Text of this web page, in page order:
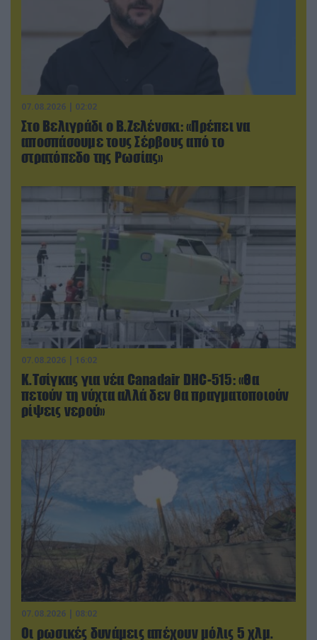
07.08.2026 | 02:02
Στο Βελιγράδι ο Β.Ζελένσκι: «Πρέπει να
αποσπάσουμε τους Σέρβους από το
στρατόπεδο της Ρωσίας»
07.08.2026 | 16:02
Κ.Τσίγκας για νέα Canadair DHC-515: «Θα
πετούν τη νύχτα αλλά δεν θα πραγματοποιούν
ρίψεις νερού»
07.08.2026 | 08:02
Οι ρωσικές δυνάμεις απέχουν μόλις 5 χλμ.